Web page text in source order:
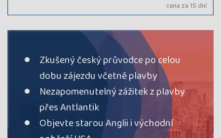
UZAVŘENO
Kód termínu 26TIT02340
cena za 15 dní
termín
Zkušený český průvodce po celou
dobu zájezdu včetně plavby
Nezapomenutelný zážitek z plavby
přes Antlantik
Objevte starou Anglii i východní